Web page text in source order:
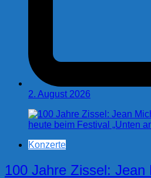
2. August 2026
Konzerte
100 Jahre Zissel: Jean